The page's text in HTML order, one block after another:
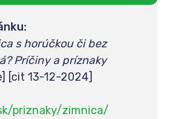
s horúčkou či bez
Príčiny a príznaky
[cit 13-12-2024]
priznaky/zimnica/